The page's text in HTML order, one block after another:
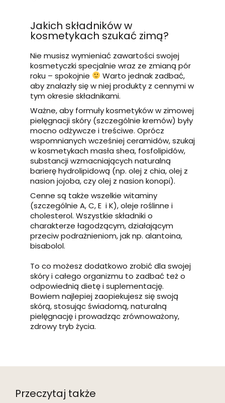
Jakich składników w
kosmetykach szukać zimą?
Nie musisz wymieniać zawartości swojej
kosmetyczki specjalnie wraz ze zmianą pór
roku – spokojnie
Warto jednak zadbać,
aby znalazły się w niej produkty z cennymi w
tym okresie składnikami.
Ważne, aby formuły kosmetyków w zimowej
pielęgnacji skóry (szczególnie kremów) były
mocno odżywcze i treściwe. Oprócz
wspomnianych wcześniej ceramidów, szukaj
w kosmetykach masła shea, fosfolipidów,
substancji wzmacniających naturalną
barierę hydrolipidową (np. olej z chia, olej z
nasion jojoba, czy olej z nasion konopi).
Cenne są także wszelkie witaminy
(szczególnie A, C, E i K), oleje roślinne i
cholesterol. Wszystkie składniki o
charakterze łagodzącym, działającym
przeciw podrażnieniom, jak np. alantoina,
bisabolol.
To co możesz dodatkowo zrobić dla swojej
skóry i całego organizmu to zadbać też o
odpowiednią dietę i suplementację.
Bowiem najlepiej zaopiekujesz się swoją
skórą, stosując świadomą, naturalną
pielęgnację i prowadząc zrównoważony,
zdrowy tryb życia.
Przeczytaj także